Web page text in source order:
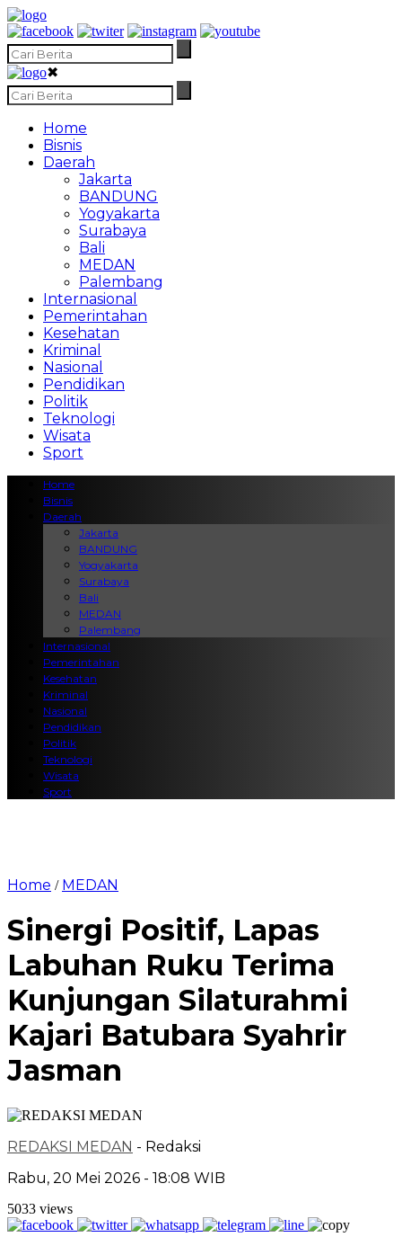
✖
Home
Bisnis
Daerah
Jakarta
BANDUNG
Yogyakarta
Surabaya
Bali
MEDAN
Palembang
Internasional
Pemerintahan
Kesehatan
Kriminal
Nasional
Pendidikan
Politik
Teknologi
Wisata
Sport
Home
Bisnis
Daerah
Jakarta
BANDUNG
Yogyakarta
Surabaya
Bali
MEDAN
Palembang
Internasional
Pemerintahan
Kesehatan
Kriminal
Nasional
Pendidikan
Politik
Teknologi
Wisata
Sport
Home / MEDAN
Sinergi Positif, Lapas
Labuhan Ruku Terima
Kunjungan Silaturahmi
Kajari Batubara Syahrir
Jasman
REDAKSI MEDAN - Redaksi
Rabu, 20 Mei 2026 - 18:08 WIB
5033 views